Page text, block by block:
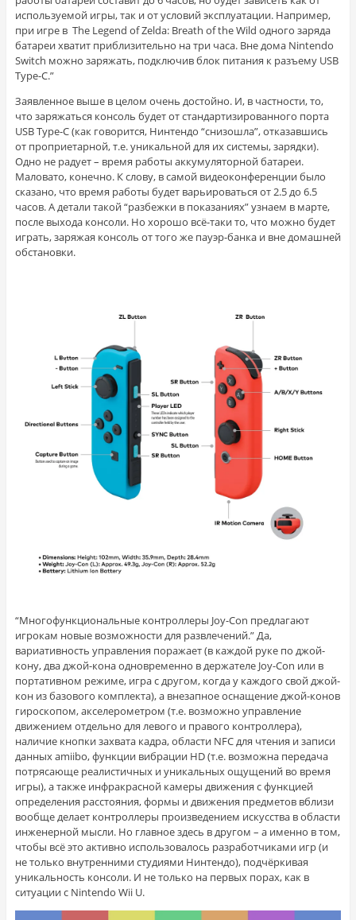
используемой игры, так и от условий эксплуатации. Например,
при игре в The Legend of Zelda: Breath of the Wild одного заряда
батареи хватит приблизительно на три часа. Вне дома Nintendo
Switch можно заряжать, подключив блок питания к разъему USB
Type-C.”
Заявленное выше в целом очень достойно. И, в частности, то,
что заряжаться консоль будет от стандартизированного порта
USB Type-C (как говорится, Нинтендо “снизошла”, отказавшись
от проприетарной, т.е. уникальной для их системы, зарядки).
Одно не радует – время работы аккумуляторной батареи.
Маловато, конечно. К слову, в самой видеоконференции было
сказано, что время работы будет варьироваться от 2.5 до 6.5
часов. А детали такой “разбежки в показаниях” узнаем в марте,
после выхода консоли. Но хорошо всё-таки то, что можно будет
играть, заряжая консоль от того же пауэр-банка и вне домашней
обстановки.
“Многофункциональные контроллеры Joy-Con предлагают
игрокам новые возможности для развлечений.” Да,
вариативность управления поражает (в каждой руке по джой-
кону, два джой-кона одновременно в держателе Joy-Con или в
портативном режиме, игра с другом, когда у каждого свой джой-
кон из базового комплекта), а внезапное оснащение джой-конов
гироскопом, акселерометром (т.е. возможно управление
движением отдельно для левого и правого контроллера),
наличие кнопки захвата кадра, области NFC для чтения и записи
данных amiibo, функции вибрации HD (т.е. возможна передача
потрясающе реалистичных и уникальных ощущений во время
игры), а также инфракрасной камеры движения с функцией
определения расстояния, формы и движения предметов вблизи
вообще делает контроллеры произведением искусства в области
инженерной мысли. Но главное здесь в другом – а именно в том,
чтобы всё это активно использовалось разработчиками игр (и
не только внутренними студиями Нинтендо), подчёркивая
уникальность консоли. И не только на первых порах, как в
ситуации с Nintendo Wii U.